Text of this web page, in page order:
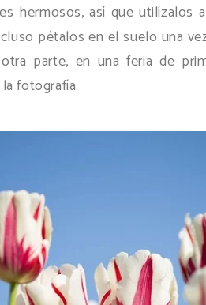
hermosos, así que utilízalos
pétalos en el suelo una
parte, en una feria de
fotografía.